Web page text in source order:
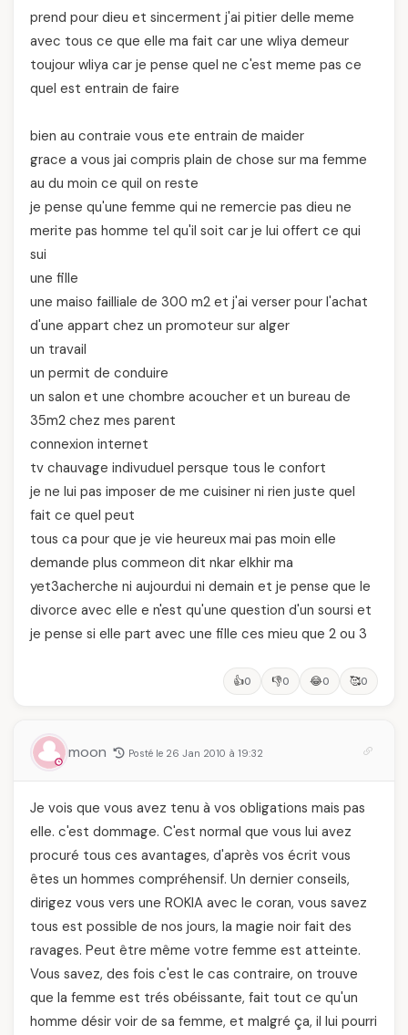
prend pour dieu et sincerment j'ai pitier delle meme
avec tous ce que elle ma fait car une wliya demeur
toujour wliya car je pense quel ne c'est meme pas ce
quel est entrain de faire
bien au contraie vous ete entrain de maider
grace a vous jai compris plain de chose sur ma femme
au du moin ce quil on reste
je pense qu'une femme qui ne remercie pas dieu ne
merite pas homme tel qu'il soit car je lui offert ce qui
sui
une fille
une maiso failliale de 300 m2 et j'ai verser pour l'achat
d'une appart chez un promoteur sur alger
un travail
un permit de conduire
un salon et une chombre acoucher et un bureau de
35m2 chez mes parent
connexion internet
tv chauvage indivuduel persque tous le confort
je ne lui pas imposer de me cuisiner ni rien juste quel
fait ce quel peut
tous ca pour que je vie heureux mai pas moin elle
demande plus commeon dit nkar elkhir ma
yet3acherche ni aujourdui ni demain et je pense que le
divorce avec elle e n'est qu'une question d'un soursi et
je pense si elle part avec une fille ces mieu que 2 ou 3
👍0 👎0 😂0 🥰0
moon Posté le 26 Jan 2010 à 19:32
Je vois que vous avez tenu à vos obligations mais pas
elle. c'est dommage. C'est normal que vous lui avez
procuré tous ces avantages, d'après vos écrit vous
êtes un hommes compréhensif. Un dernier conseils,
dirigez vous vers une ROKIA avec le coran, vous savez
tous est possible de nos jours, la magie noir fait des
ravages. Peut être même votre femme est atteinte.
Vous savez, des fois c'est le cas contraire, on trouve
que la femme est trés obéissante, fait tout ce qu'un
homme désir voir de sa femme, et malgré ça, il lui pourri